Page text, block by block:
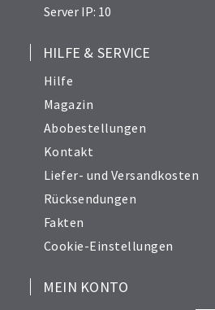
Server IP: 10
HILFE & SERVICE
Hilfe
Magazin
Abobestellungen
Kontakt
Liefer- und Versandkosten
Rücksendungen
Fakten
Cookie-Einstellungen
MEIN KONTO